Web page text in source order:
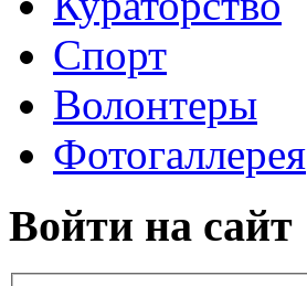
Спорт
Волонтеры
Фотогаллерея
Войти на сайт